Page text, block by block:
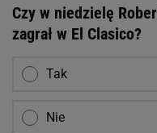
Czy w niedzielę
zagrał w El Clasico?
Tak
Nie